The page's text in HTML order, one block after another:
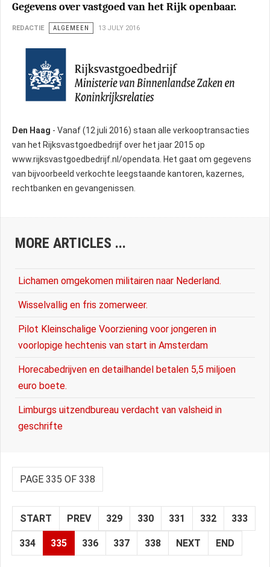
Gegevens over vastgoed van het Rijk openbaar.
REDACTIE ALGEMEEN 13 JULY 2016
Den Haag - Vanaf (12 juli 2016) staan alle verkooptransacties
van het Rijksvastgoedbedrijf over het jaar 2015 op
www.rijksvastgoedbedrijf.nl/opendata. Het gaat om gegevens
van bijvoorbeeld verkochte leegstaande kantoren, kazernes,
rechtbanken en gevangenissen.
MORE ARTICLES ...
Lichamen omgekomen militairen naar Nederland.
Wisselvallig en fris zomerweer.
Pilot Kleinschalige Voorziening voor jongeren in
voorlopige hechtenis van start in Amsterdam
Horecabedrijven en detailhandel betalen 5,5 miljoen
euro boete.
Limburgs uitzendbureau verdacht van valsheid in
geschrifte
PAGE 335 OF 338
START PREV 329 330 331 332 333
334 335 336 337 338 NEXT END